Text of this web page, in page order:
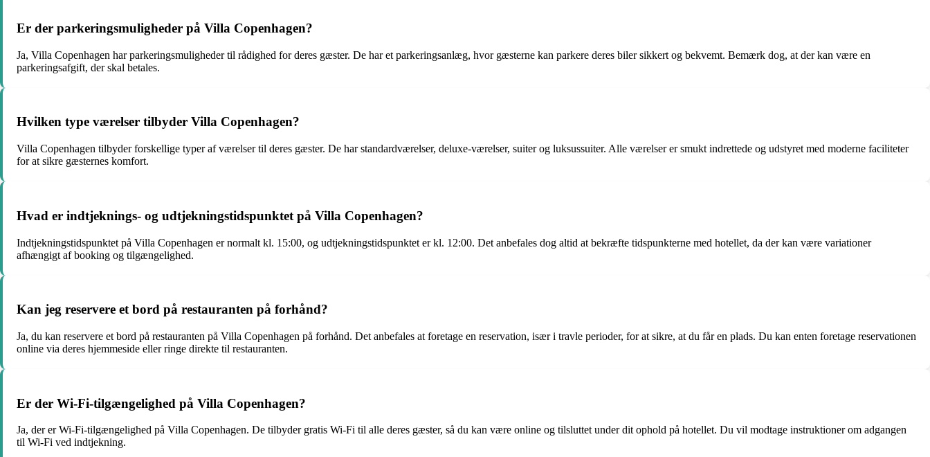
Er der parkeringsmuligheder på Villa Copenhagen?
Ja, Villa Copenhagen har parkeringsmuligheder til rådighed for deres gæster. De har et parkeringsanlæg, hvor gæsterne kan parkere deres biler sikkert og bekvemt. Bemærk dog, at der kan være en
parkeringsafgift, der skal betales.
Hvilken type værelser tilbyder Villa Copenhagen?
Villa Copenhagen tilbyder forskellige typer af værelser til deres gæster. De har standardværelser, deluxe-værelser, suiter og luksussuiter. Alle værelser er smukt indrettede og udstyret med moderne faciliteter
for at sikre gæsternes komfort.
Hvad er indtjeknings- og udtjekningstidspunktet på Villa Copenhagen?
Indtjekningstidspunktet på Villa Copenhagen er normalt kl. 15:00, og udtjekningstidspunktet er kl. 12:00. Det anbefales dog altid at bekræfte tidspunkterne med hotellet, da der kan være variationer
afhængigt af booking og tilgængelighed.
Kan jeg reservere et bord på restauranten på forhånd?
Ja, du kan reservere et bord på restauranten på Villa Copenhagen på forhånd. Det anbefales at foretage en reservation, især i travle perioder, for at sikre, at du får en plads. Du kan enten foretage reservationen
online via deres hjemmeside eller ringe direkte til restauranten.
Er der Wi-Fi-tilgængelighed på Villa Copenhagen?
Ja, der er Wi-Fi-tilgængelighed på Villa Copenhagen. De tilbyder gratis Wi-Fi til alle deres gæster, så du kan være online og tilsluttet under dit ophold på hotellet. Du vil modtage instruktioner om adgangen
til Wi-Fi ved indtjekning.